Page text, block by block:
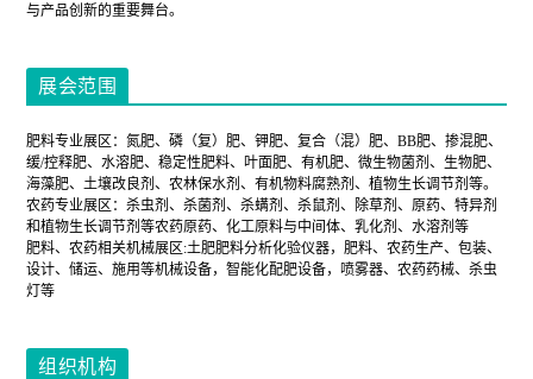
与产品创新的重要舞台。
展会范围
肥料专业展区：氮肥、磷（复）肥、钾肥、复合（混）肥、BB肥、掺混肥、
缓/控释肥、水溶肥、稳定性肥料、叶面肥、有机肥、微生物菌剂、生物肥、
海藻肥、土壤改良剂、农林保水剂、有机物料腐熟剂、植物生长调节剂等。
农药专业展区：杀虫剂、杀菌剂、杀螨剂、杀鼠剂、除草剂、原药、特异剂
和植物生长调节剂等农药原药、化工原料与中间体、乳化剂、水溶剂等
肥料、农药相关机械展区:土肥肥料分析化验仪器，肥料、农药生产、包装、
设计、储运、施用等机械设备，智能化配肥设备，喷雾器、农药药械、杀虫
灯等
组织机构